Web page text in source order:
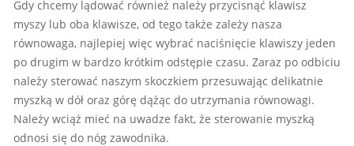
Gdy chcemy lądować również należy przycisnąć klawisz
myszy lub oba klawisze, od tego także zależy nasza
równowaga, najlepiej więc wybrać naciśnięcie klawiszy jeden
po drugim w bardzo krótkim odstępie czasu. Zaraz po odbiciu
należy sterować naszym skoczkiem przesuwając delikatnie
myszką w dół oraz górę dążąc do utrzymania równowagi.
Należy wciąż mieć na uwadze fakt, że sterowanie myszką
odnosi się do nóg zawodnika.